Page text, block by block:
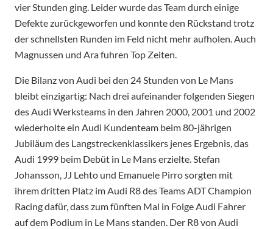
vier Stunden ging. Leider wurde das Team durch einige
Defekte zurückgeworfen und konnte den Rückstand trotz
der schnellsten Runden im Feld nicht mehr aufholen. Auch
Magnussen und Ara fuhren Top Zeiten.
Die Bilanz von Audi bei den 24 Stunden von Le Mans
bleibt einzigartig: Nach drei aufeinander folgenden Siegen
des Audi Werksteams in den Jahren 2000, 2001 und 2002
wiederholte ein Audi Kundenteam beim 80-jährigen
Jubiläum des Langstreckenklassikers jenes Ergebnis, das
Audi 1999 beim Debüt in Le Mans erzielte. Stefan
Johansson, JJ Lehto und Emanuele Pirro sorgten mit
ihrem dritten Platz im Audi R8 des Teams ADT Champion
Racing dafür, dass zum fünften Mal in Folge Audi Fahrer
auf dem Podium in Le Mans standen. Der R8 von Audi